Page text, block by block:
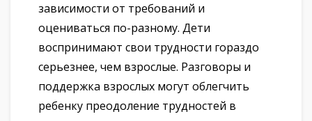
зависимости от требований и
оцениваться по-разному. Дети
воспринимают свои трудности гораздо
серьезнее, чем взрослые. Разговоры и
поддержка взрослых могут облегчить
ребенку преодоление трудностей в